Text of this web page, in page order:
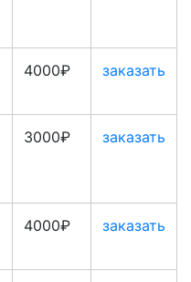
4000₽ заказать
3000₽ заказать
4000₽ заказать